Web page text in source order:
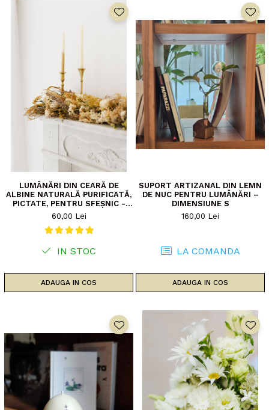
LUMÂNĂRI DIN CEARĂ DE
ALBINE NATURALĂ PURIFICATĂ,
PICTATE, PENTRU SFEȘNIC -
PACHET 2 BUCĂȚI
60,00 Lei
IN STOC
ADAUGA IN COS
SUPORT ARTIZANAL DIN LEMN
DE NUC PENTRU LUMÂNĂRI –
DIMENSIUNE S
160,00 Lei
LA COMANDA
ADAUGA IN COS